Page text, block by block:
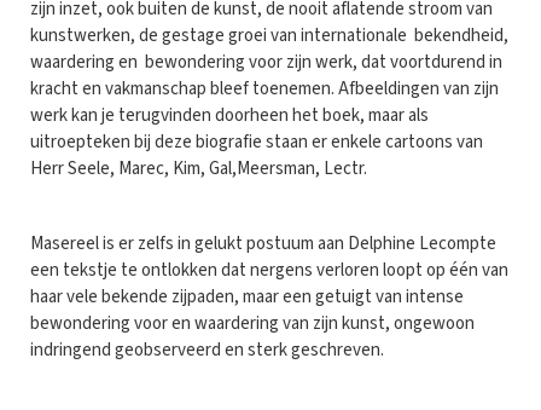
zijn inzet, ook buiten de kunst, de nooit aflatende stroom van
kunstwerken, de gestage groei van internationale bekendheid,
waardering en bewondering voor zijn werk, dat voortdurend in
kracht en vakmanschap bleef toenemen. Afbeeldingen van zijn
werk kan je terugvinden doorheen het boek, maar als
uitroepteken bij deze biografie staan er enkele cartoons van
Herr Seele, Marec, Kim, Gal,Meersman, Lectr.
Masereel is er zelfs in gelukt postuum aan Delphine Lecompte
een tekstje te ontlokken dat nergens verloren loopt op één van
haar vele bekende zijpaden, maar een getuigt van intense
bewondering voor en waardering van zijn kunst, ongewoon
indringend geobserveerd en sterk geschreven.